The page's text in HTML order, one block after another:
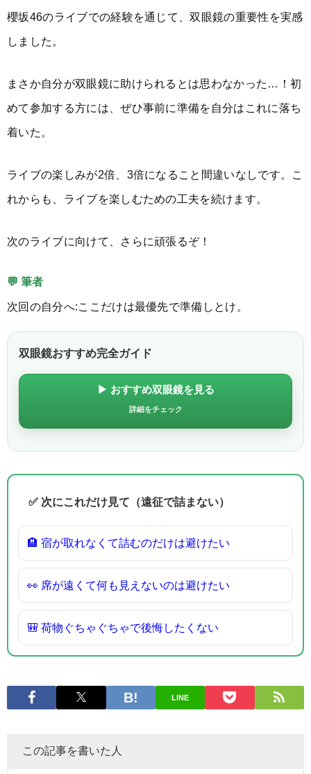
櫻坂46のライブでの経験を通じて、双眼鏡の重要性を実感
しました。
まさか自分が双眼鏡に助けられるとは思わなかった…！初
めて参加する方には、ぜひ事前に準備を自分はこれに落ち
着いた。
ライブの楽しみが2倍、3倍になること間違いなしです。こ
れからも、ライブを楽しむための工夫を続けます。
次のライブに向けて、さらに頑張るぞ！
💬 筆者
次回の自分へ:ここだけは最優先で準備しとけ。
双眼鏡おすすめ完全ガイド
▶ おすすめ双眼鏡を見る
詳細をチェック
✅ 次にこれだけ見て（遠征で詰まない）
🏨 宿が取れなくて詰むのだけは避けたい
👀 席が遠くて何も見えないのは避けたい
🎒 荷物ぐちゃぐちゃで後悔したくない
LINE
この記事を書いた人